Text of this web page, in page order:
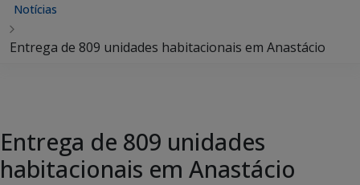
Notícias
Entrega de 809 unidades habitacionais em Anastácio
Entrega de 809 unidades
habitacionais em Anastácio